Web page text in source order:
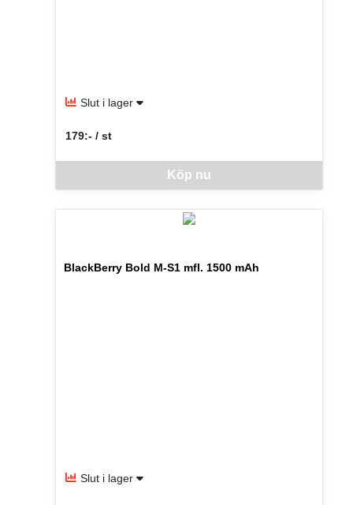
Slut i lager
Denna vara går inte att beställa via webben just nu,
Köp nu
179:- / st
SEK per ST
BlackBerry Bold M-S1 mfl. 1500 mAh
Slut i lager